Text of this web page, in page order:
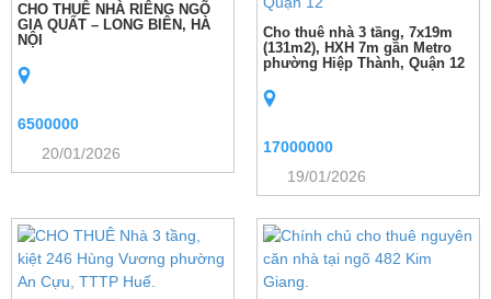
CHO THUÊ NHÀ RIÊNG NGÕ
GIA QUẤT – LONG BIÊN, HÀ
NỘI
6500000
20/01/2026
Cho thuê nhà 3 tầng, 7x19m
(131m2), HXH 7m gần Metro
phường Hiệp Thành, Quận 12
17000000
19/01/2026